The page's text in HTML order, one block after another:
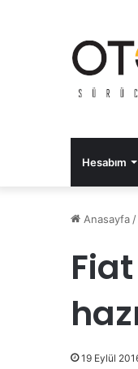
Hesabım
Anasayfa /
19 Eylül